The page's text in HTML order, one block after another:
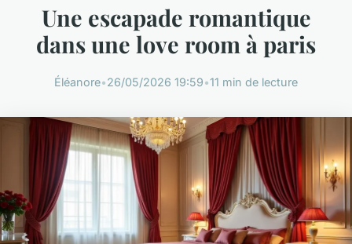
Une escapade romantique
dans une love room à paris
Éléanore•26/05/2026 19:59•11 min de lecture